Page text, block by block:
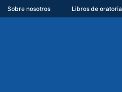
Sobre nosotros Libros de oratoria